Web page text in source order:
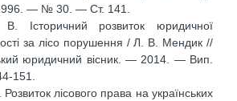
— № 30. — Ст. 141.
Історичний розвиток юридичної
за лісо порушення / Л. В. Мендик //
юридичний вісник. — 2014. — Вип.
151.
лісового права на українських